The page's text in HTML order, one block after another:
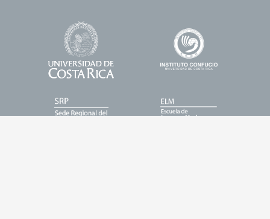
Universidad
de
Costa
Rica
Enlace
1